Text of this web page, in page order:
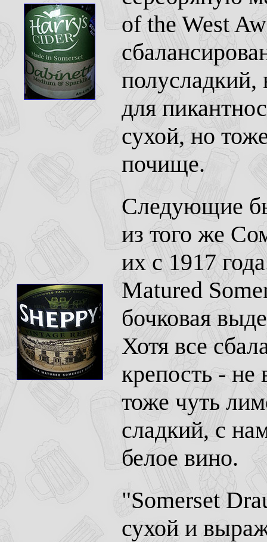
of the West
полусладкий,
для
сухой, но
почище.
Следующие
из того же
их с 1917
Matured
бочковая
Хотя все
крепость -
тоже чуть
сладкий, с
белое вино.
"Somerset
сухой и